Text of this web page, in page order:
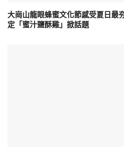
大崗山龍眼蜂蜜文化節感受夏日
定「蜜汁鹽酥雞」掀話題